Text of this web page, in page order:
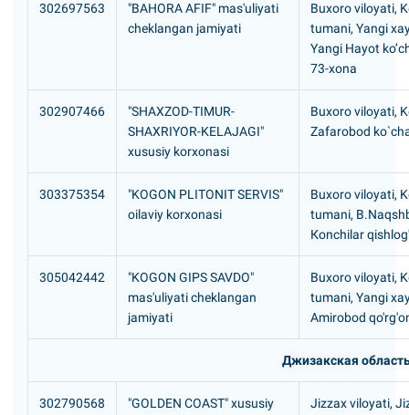
302697563
"BAHORA AFIF" mas'uliyati
cheklangan jamiyati
Buxoro viloyati,
tumani, Yangi
Yangi Hayot
73-xona
302907466
"SHAXZOD-TIMUR-
SHAXRIYOR-KELAJAGI"
xususiy korxonasi
Buxoro viloyati,
Zafarobod
303375354
"KOGON PLITONIT SERVIS"
oilaviy korxonasi
Buxoro viloyati,
tumani,
Коnchilar
305042442
"KOGON GIPS SAVDO"
mas'uliyati cheklangan
jamiyati
Buxoro viloyati,
tumani, Yangi
Amirobod
Джизакская
302790568
"GOLDEN COAST" xususiy
Jizzax viloyati,